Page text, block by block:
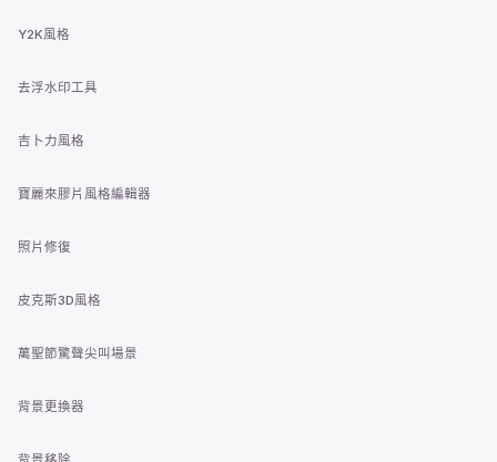
Y2K風格
去浮水印工具
吉卜力風格
寶麗來膠片風格編輯器
照片修復
皮克斯3D風格
萬聖節驚聲尖叫場景
背景更換器